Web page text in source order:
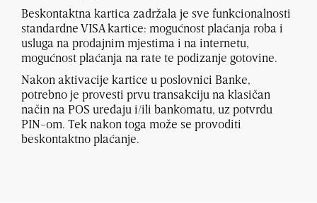
Beskontaktna kartica zadržala je sve funkcionalnosti
standardne VISA kartice: mogućnost plaćanja roba i
usluga na prodajnim mjestima i na internetu,
mogućnost plaćanja na rate te podizanje gotovine.
Nakon aktivacije kartice u poslovnici Banke,
potrebno je provesti prvu transakciju na klasičan
način na POS uređaju i/ili bankomatu, uz potvrdu
PIN-om. Tek nakon toga može se provoditi
beskontaktno plaćanje.